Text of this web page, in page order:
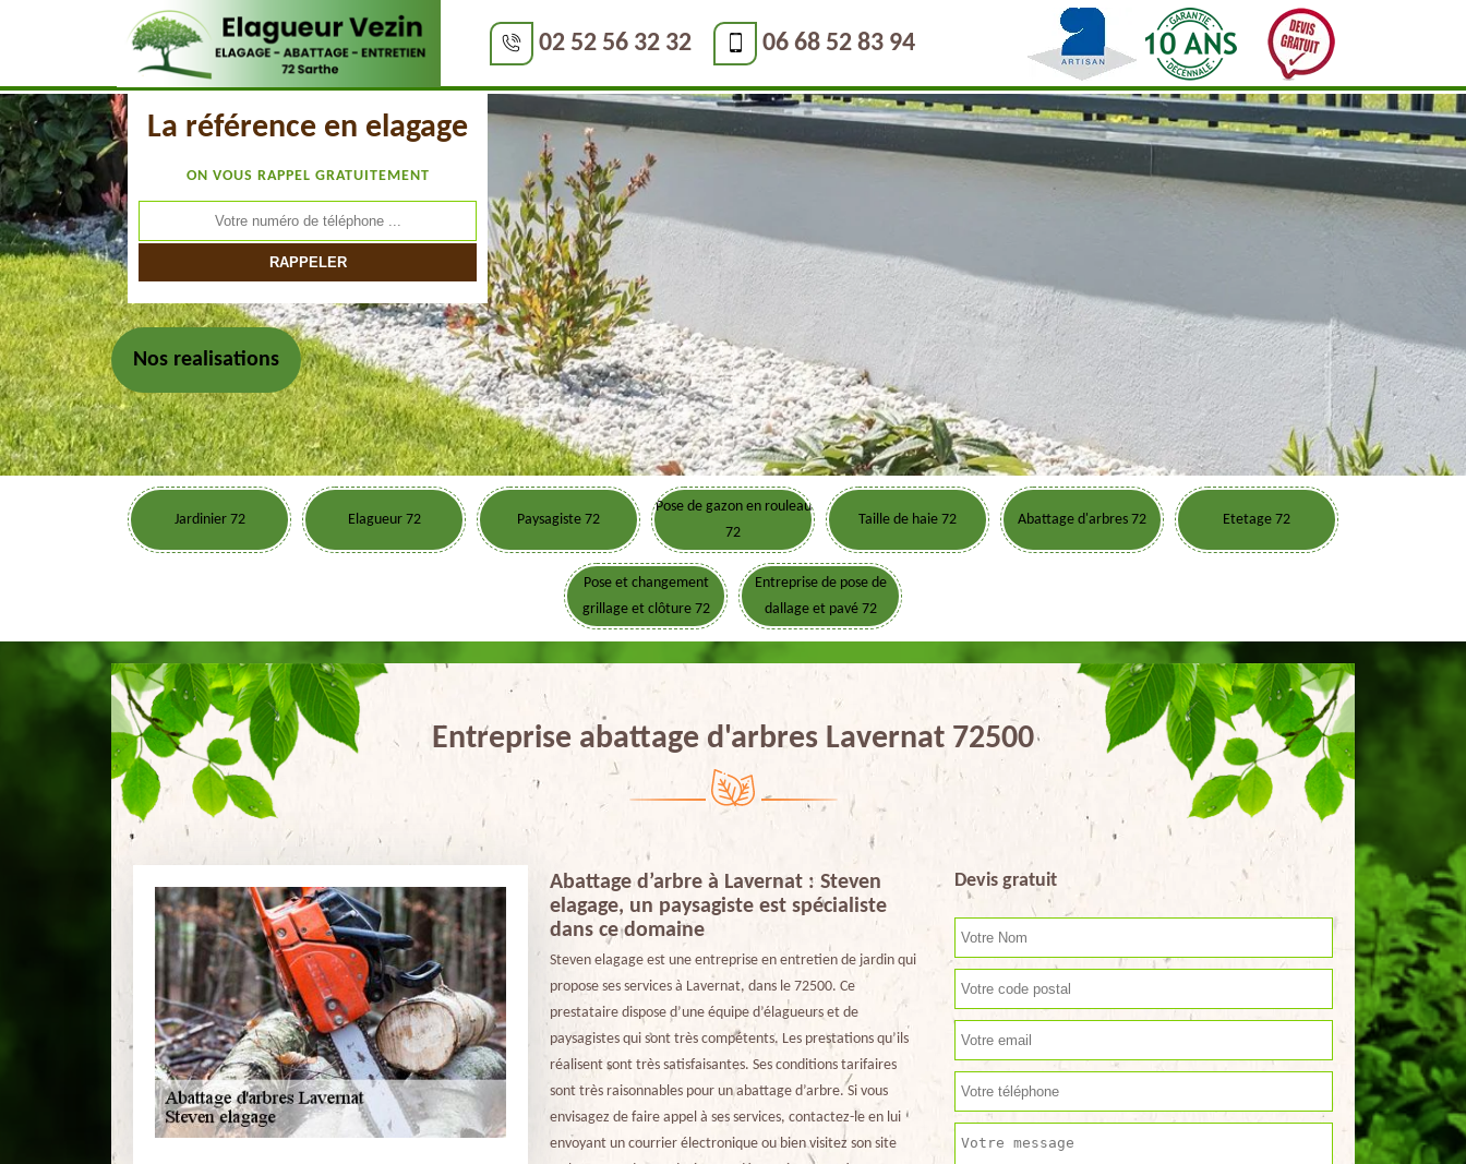
02 52 56 32 32 06 68 52 83 94
La référence en elagage
ON VOUS RAPPEL GRATUITEMENT
Nos realisations
Jardinier 72 Elagueur 72 Paysagiste 72
Pose de gazon en rouleau
72
Taille de haie 72 Abattage d'arbres 72 Etetage 72
Pose et changement
grillage et clôture 72
Entreprise de pose de
dallage et pavé 72
Entreprise abattage d'arbres Lavernat 72500
Abattage d’arbre à Lavernat : Steven
elagage, un paysagiste est spécialiste
dans ce domaine
Steven elagage est une entreprise en entretien de jardin qui
propose ses services à Lavernat, dans le 72500. Ce
prestataire dispose d’une équipe d’élagueurs et de
paysagistes qui sont très compétents. Les prestations qu’ils
réalisent sont très satisfaisantes. Ses conditions tarifaires
sont très raisonnables pour un abattage d’arbre. Si vous
envisagez de faire appel à ses services, contactez-le en lui
envoyant un courrier électronique ou bien visitez son site
Devis gratuit